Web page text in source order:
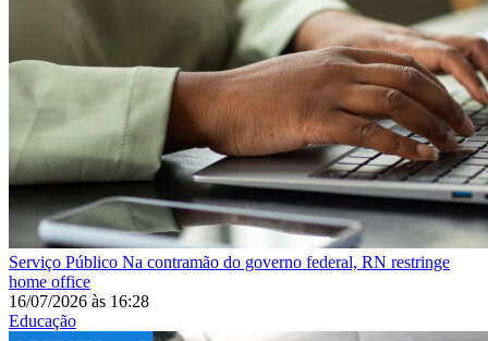
Serviço Público Na contramão do governo federal, RN restringe
home office
16/07/2026 às 16:28
Educação